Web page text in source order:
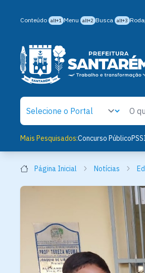
Conteúdo alt+1 Menu alt+2 Busca alt+3
Mais Pesquisados:Concurso PúblicoPSS
Página Inicial Notícias